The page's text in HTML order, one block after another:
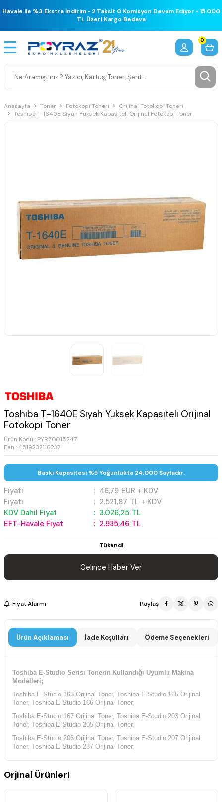
Havale ile %3 Ekstra İndirim • 2 Taksit 0 Komisyon Devam Ediyor • 15.000
TL Üzeri Kargo Bedava
0
Anasayfa Toner Fotokopi Toneri
Orijinal Fotokopi Toneri
Toshiba T-1640E Siyah Yüksek Kapasiteli Orijinal Fotokopi Toner
Toshiba T-1640E Siyah Yüksek Kapasiteli Orijinal
Fotokopi Toner
Ürün Kodu : PYRZ0015247
Ean : 4519232116237
Baskı Kapasitesi %5 Yoğunlukta 24,000 Sayfadır.
Fiyatı : 46,79 EUR + KDV
Fiyatı
: 2.521,87 TL + KDV
KDV Dahil Fiyat
: 3.026,25 TL
EFT-Havale Fiyat
: 2.935,46 TL
Tükendi
Gelince Haber Ver
Fiyat Alarmı Paylaş
Ürün Açıklaması İade Koşulları Ödeme Seçenekleri
Toshiba E-Studio Serisi Tonerin Kullandığı Uyumlu Makina
Modelleri;
Toshiba E-Studio 163 Orijinal Toner, Toshiba E-Studio 165 Orijinal
Toner, Toshiba E-Studio 166 Orijinal Toner,
Toshiba E-Studio 167 Orijinal Toner, Toshiba E-Studio 203 Orijinal
Toner, Toshiba E-Studio 205 Orijinal Toner,
Toshiba E-Studio 206 Orijinal Toner, Toshiba E-Studio 207 Orijinal
Toner, Toshiba E-Studio 237 Orijinal Toner,
Orjinal Ürünleri